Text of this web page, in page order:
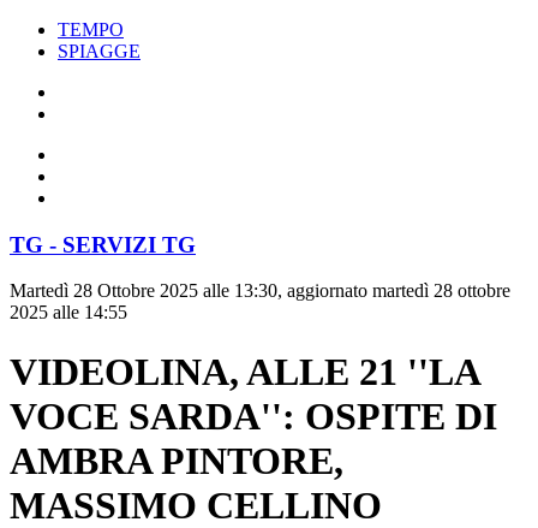
TEMPO
SPIAGGE
TG - SERVIZI TG
Martedì 28 Ottobre 2025 alle 13:30, aggiornato martedì 28 ottobre
2025 alle 14:55
VIDEOLINA, ALLE 21 ''LA
VOCE SARDA'': OSPITE DI
AMBRA PINTORE,
MASSIMO CELLINO